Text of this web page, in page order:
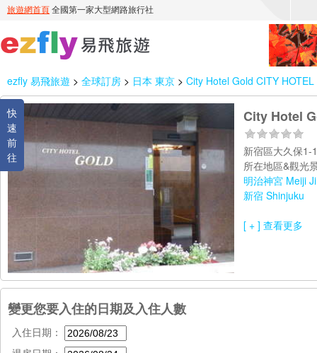
ezfly 易飛旅遊 > 全球訂房 > 日本 東京 > City Hotel Gold CITY
快
速
前
往
City Hotel
新宿區大久保
所在地區&觀光
明治神宮 Meiji
新宿 Shinjuku
[ + ] 查看更多
變更您要入住的日期及入住人數
入住日期：